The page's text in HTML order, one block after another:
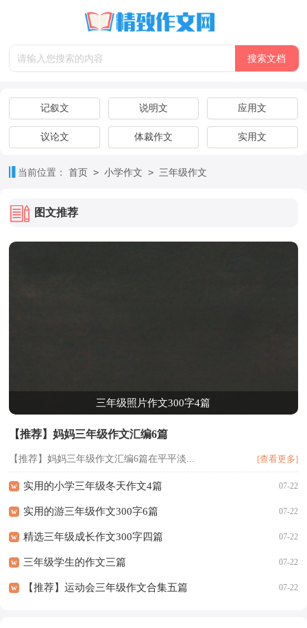
记叙文 说明文 应用文
议论文 体裁作文 实用文
当前位置： 首页 > 小学作文 > 三年级作文
图文推荐
三年级照片作文300字4篇
【推荐】妈妈三年级作文汇编6篇
【推荐】妈妈三年级作文汇编6篇在平平淡... [查看更多]
w 实用的小学三年级冬天作文4篇 07-22
w 实用的游三年级作文300字6篇 07-22
w 精选三年级成长作文300字四篇 07-22
w 三年级学生的作文三篇 07-22
w 【推荐】运动会三年级作文合集五篇 07-22